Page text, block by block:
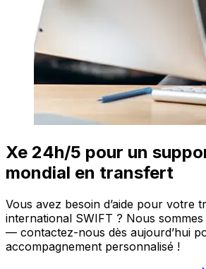
Xe 24h/5 pour un
mondial en transfert
Vous avez besoin d’aide pour votre
international SWIFT ? Nous
— contactez-nous dès aujourd’hui
accompagnement personnalisé !